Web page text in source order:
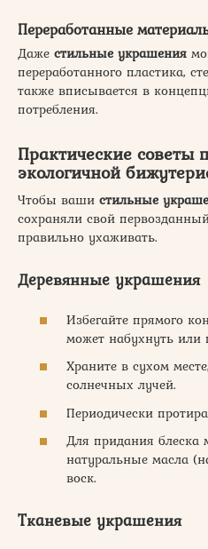
Переработанные
Даже стильные украшения
переработанного пластика,
также вписывается в
потребления.
Практические советы
экологичной
Чтобы ваши стильные
сохраняли свой
правильно ухаживать.
Деревянные украшения
Избегайте прямого
может набухнуть или
Храните в сухом
солнечных лучей.
Периодически
Для придания блеска
натуральные масла
воск.
Тканевые украшения